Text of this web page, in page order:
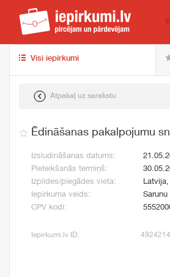
Visi iepirkumi
Atpakaļ uz sarakstu
Ēdināšanas pakalpojumu
Izsludināšanas datums:
Pieteikšanās termiņš:
Izpildes/piegādes vieta:
Iepirkuma veids:
CPV kodi:
Iepirkumi.lv ID: 4924214